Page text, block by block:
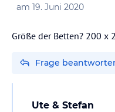
am 19. Juni 2020
Größe der Betten? 200 x
Frage
Ute & Stefan